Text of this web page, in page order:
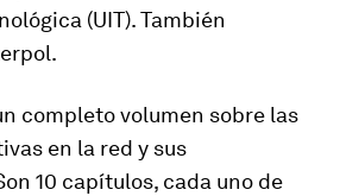
(UIT). También
completo volumen sobre las
en la red y sus
10 capítulos, cada uno de